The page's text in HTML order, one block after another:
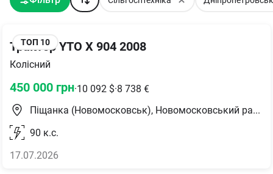
ТОП 10
Трактор YTO Х 904 2008
Колісний
450 000 грн·10 092 $·8 738 €
Піщанка (Новомосковськ), Новомосковський район
90 к.с.
17.07.2026